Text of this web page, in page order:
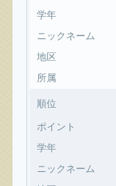
学年
ニックネーム
地区
所属
順位
ポイント
学年
ニックネーム